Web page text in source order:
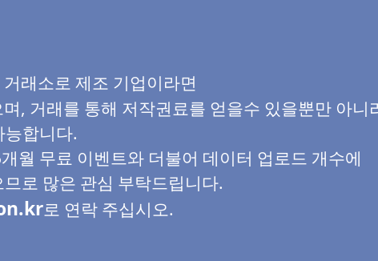
래소로 제조 기업이라면
, 거래를 통해 저작권료를 얻을수 있을뿐만 아니
합니다.
월 무료 이벤트와 더불어 데이터 업로드 개수에
로 많은 관심 부탁드립니다.
로 연락 주십시오.